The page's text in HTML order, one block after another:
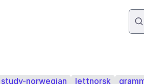
study-norwegian lettnorsk